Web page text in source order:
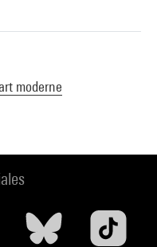
Ursanne, Collégiale,
: Société jurassienne
en-Bresse : Musée de
moderne